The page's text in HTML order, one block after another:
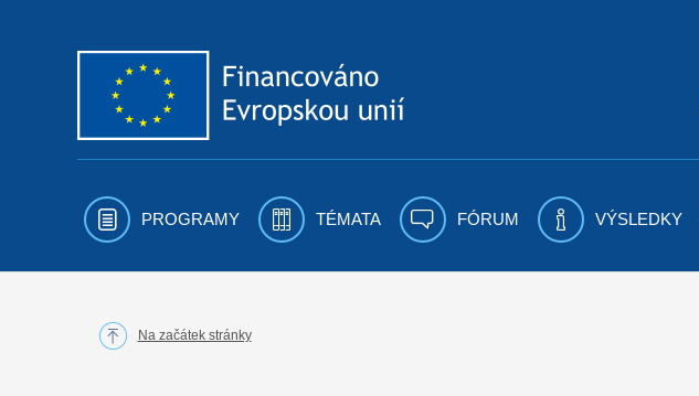
PROGRAMY TÉMATA FÓRUM VÝSLEDKY
Na začátek stránky